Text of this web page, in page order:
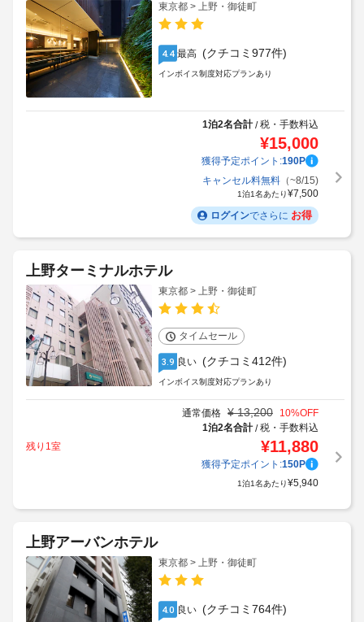
東京都 > 上野・御徒町
4.4 最高 (クチコミ977件)
インボイス制度対応プランあり
1泊2名合計/税・手数料込
¥15,000
獲得予定ポイント:190P
キャンセル料無料（~8/15)
1泊1名あたり¥7,500
ログインでさらに お得
上野ターミナルホテル
東京都 > 上野・御徒町
タイムセール
3.9 良い (クチコミ412件)
インボイス制度対応プランあり
通常価格 ¥ 13,200 10%OFF
1泊2名合計/税・手数料込
残り1室
¥11,880
獲得予定ポイント:150P
1泊1名あたり¥5,940
上野アーバンホテル
東京都 > 上野・御徒町
4.0 良い (クチコミ764件)